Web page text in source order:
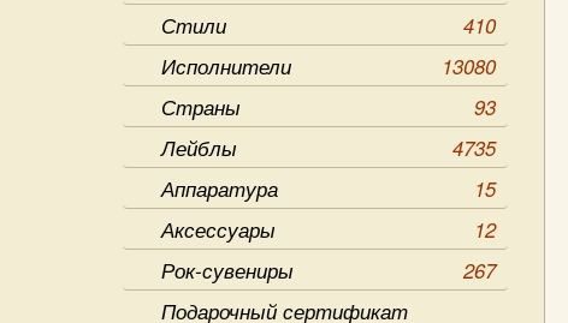
Стили
410
Исполнители
13080
Страны
93
Лейблы
4735
Аппаратура
15
Аксессуары
12
Рок-сувениры
267
Подарочный сертификат